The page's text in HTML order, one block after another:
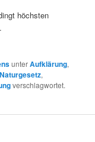
höchsten
unterAufklärung,
Naturgesetz,
verschlagwortet.